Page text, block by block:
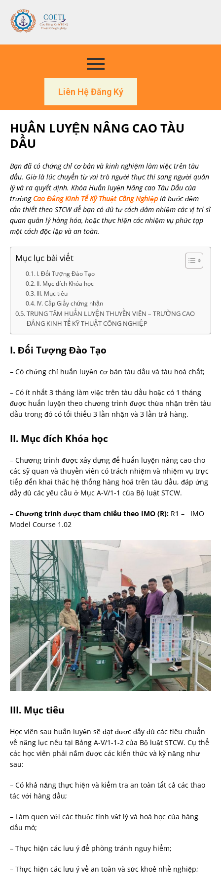
Liên Hệ Đăng Ký
HUẤN LUYỆN NÂNG CAO TÀU
DẦU
Bạn đã có chứng chỉ cơ bản và kinh nghiệm làm việc trên tàu
dầu. Giờ là lúc chuyển từ vai trò người thực thi sang người quản
lý và ra quyết định. Khóa Huấn luyện Nâng cao Tàu Dầu của
trường Cao Đẳng Kinh Tế Kỹ Thuật Công Nghiệp là bước đệm
cần thiết theo STCW để bạn có đủ tư cách đảm nhiệm các vị trí sĩ
quan quản lý hàng hóa, hoặc thực hiện các nhiệm vụ phức tạp
một cách độc lập và an toàn.
Mục lục bài viết
I. Đối Tượng Đào Tạo
II. Mục đích Khóa học
III. Mục tiêu
IV. Cấp Giấy chứng nhận
TRUNG TÂM HUẤN LUYỆN THUYỀN VIÊN – TRƯỜNG CAO
ĐẲNG KINH TẾ KỸ THUẬT CÔNG NGHIỆP
I. Đối Tượng Đào Tạo
– Có chứng chỉ huấn luyện cơ bản tàu dầu và tàu hoá chất;
– Có ít nhất 3 tháng làm việc trên tàu dầu hoặc có 1 tháng
được huấn luyện theo chương trình được thừa nhận trên tàu
dầu trong đó có tối thiểu 3 lần nhận và 3 lần trả hàng.
II. Mục đích Khóa học
– Chương trình được xây dựng để huấn luyện nâng cao cho
các sỹ quan và thuyền viên có trách nhiệm và nhiệm vụ trực
tiếp đến khai thác hệ thống hàng hoá trên tàu dầu, đáp ứng
đầy đủ các yêu cầu ở Mục A-V/1-1 của Bộ luật STCW.
– Chương trình được tham chiếu theo IMO (R): R1 – IMO
Model Course 1.02
III. Mục tiêu
Học viên sau huấn luyện sẽ đạt được đầy đủ các tiêu chuẩn
về năng lực nêu tại Bảng A-V/1-1-2 của Bộ luật STCW. Cụ thể
các học viên phải nắm được các kiến thức và kỹ năng như
sau:
– Có khả năng thực hiện và kiểm tra an toàn tất cả các thao
tác với hàng dầu;
– Làm quen với các thuộc tính vật lý và hoá học của hàng
dầu mỏ;
– Thực hiện các lưu ý để phòng tránh nguy hiểm;
– Thực hiện các lưu ý về an toàn và sức khoẻ nhề nghiệp;